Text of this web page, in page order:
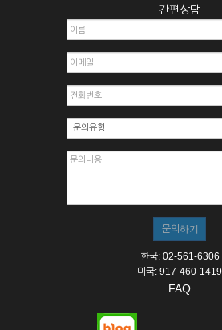
간편상담
한국: 02-561-6306
미국: 917-460-1419
FAQ